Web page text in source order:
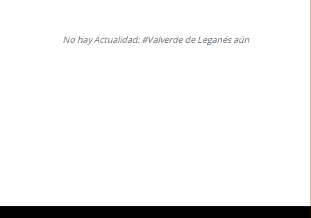
No hay Actualidad: #Valverde de Leganés aún